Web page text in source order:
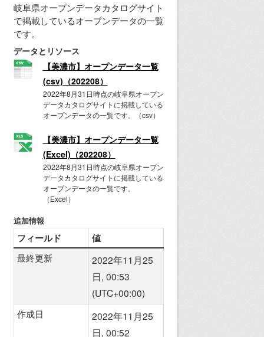
岐阜県オープンデータカタログサイト
で掲載しているオープンデータの一覧
です。
データとリソース
【美濃市】オープンデータ一覧
(csv)（202208）
2022年8月31日時点の岐阜県オープン
データカタログサイトに掲載している
オープンデータの一覧です。（csv）
【美濃市】オープンデータ一覧
(Excel)（202208）
2022年8月31日時点の岐阜県オープン
データカタログサイトに掲載している
オープンデータの一覧です。
（Excel）
追加情報
フィールド 値
最終更新
2022年11月25
日, 00:53
(UTC+00:00)
作成日
2022年11月25
日, 00:52